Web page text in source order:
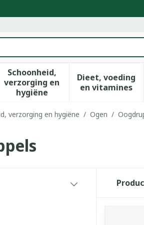
Schoonheid,
verzorging en
hygiëne
Toon submenu voor
Dieet, voeding
en vitamines
Toon
verzorging en hygiëne / Ogen /